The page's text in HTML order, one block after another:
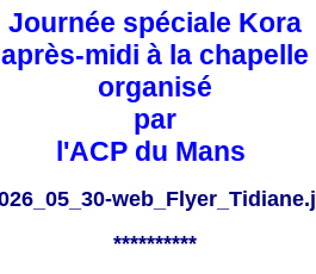
Journée spéciale Kora
après-midi à la chapelle
organisé
par
l'ACP du Mans
**********